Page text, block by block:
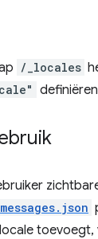
/_locales
messages.json
toevoegt,